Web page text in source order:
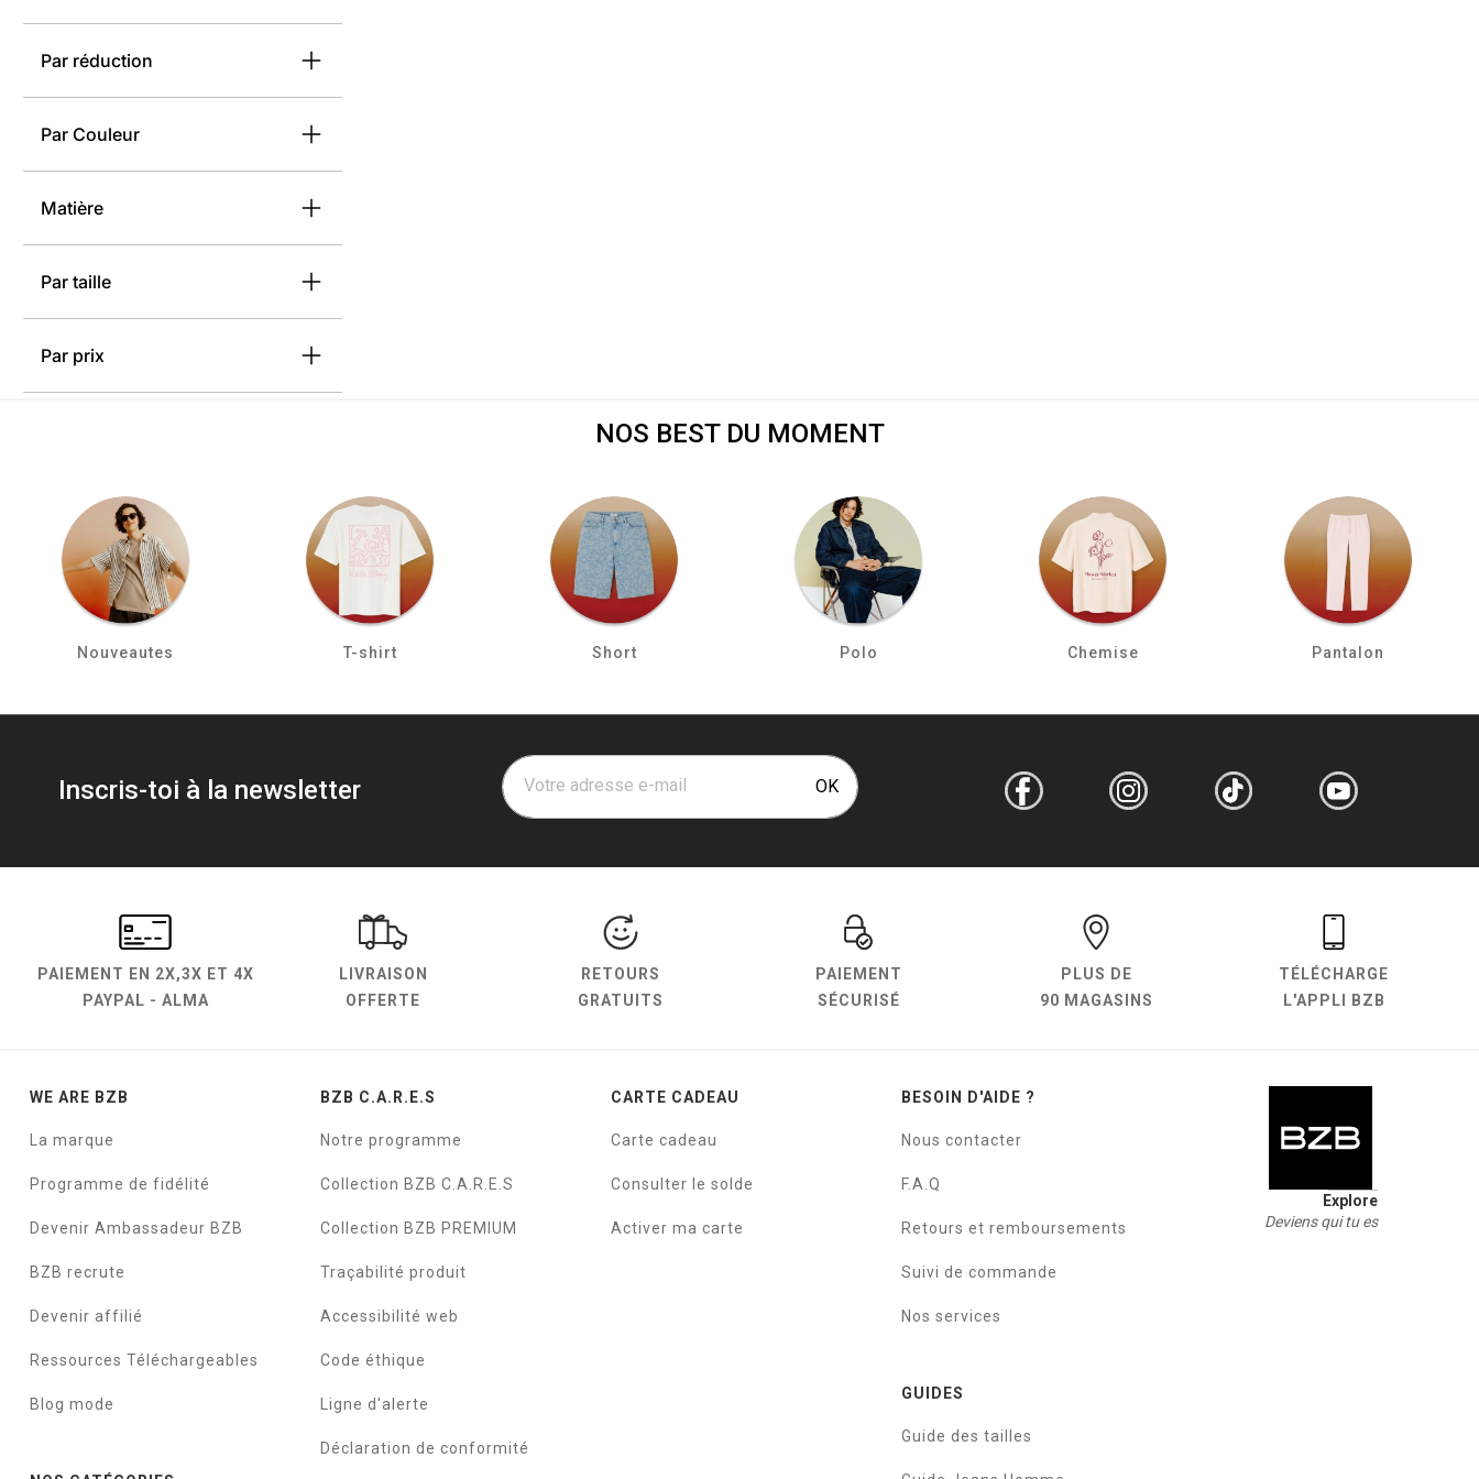
Par réduction
Par Couleur
Matière
Par taille
Par prix
NOS BEST DU MOMENT
Nouveautes T-shirt Short Polo Chemise Pantalon
Inscris-toi à la newsletter Votre adresse e-mail OK
PAIEMENT EN 2X,3X ET 4X
PAYPAL - ALMA
LIVRAISON
OFFERTE
RETOURS
GRATUITS
PAIEMENT
SÉCURISÉ
PLUS DE
90 MAGASINS
TÉLÉCHARGE
L'APPLI BZB
WE ARE BZB
La marque
Programme de fidélité
Devenir Ambassadeur BZB
BZB recrute
Devenir affilié
Ressources Téléchargeables
Blog mode
BZB C.A.R.E.S
Notre programme
Collection BZB C.A.R.E.S
Collection BZB PREMIUM
Traçabilité produit
Accessibilité web
Code éthique
Ligne d'alerte
Déclaration de conformité
CARTE CADEAU
Carte cadeau
Consulter le solde
Activer ma carte
BESOIN D'AIDE ?
Nous contacter
F.A.Q
Retours et remboursements
Suivi de commande
Nos services
GUIDES
Guide des tailles
Explore
Deviens qui tu es